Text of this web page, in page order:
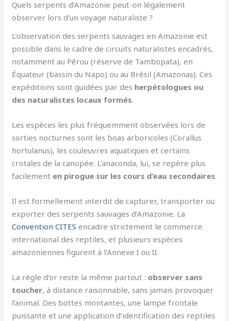
Quels serpents d’Amazonie peut-on légalement
observer lors d’un voyage naturaliste ?
L’observation des serpents sauvages en Amazonie est
possible dans le cadre de circuits naturalistes encadrés,
notamment au Pérou (réserve de Tambopata), en
Équateur (bassin du Napo) ou au Brésil (Amazonas). Ces
expéditions sont guidées par des herpétologues ou
des naturalistes locaux formés.
Les espèces les plus fréquemment observées lors de
sorties nocturnes sont les boas arboricoles (Corallus
hortulanus), les couleuvres aquatiques et certains
crotales de la canopée. L’anaconda, lui, se repère plus
facilement en pirogue sur les cours d’eau secondaires.
Il est formellement interdit de capturer, transporter ou
exporter des serpents sauvages d’Amazonie. La
Convention CITES encadre strictement le commerce
international des reptiles, et plusieurs espèces
amazoniennes figurent à l’Annexe I ou II.
La règle d’or reste la même partout : observer sans
toucher, à distance raisonnable, sans jamais provoquer
l’animal. Des bottes montantes, une lampe frontale
puissante et une application d’identification des reptiles